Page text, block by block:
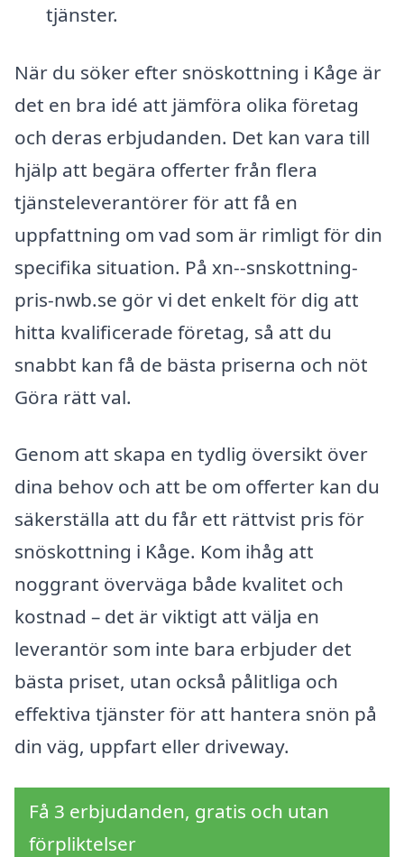
tjänster.
När du söker efter snöskottning i Kåge är
det en bra idé att jämföra olika företag
och deras erbjudanden. Det kan vara till
hjälp att begära offerter från flera
tjänsteleverantörer för att få en
uppfattning om vad som är rimligt för din
specifika situation. På xn--snskottning-
pris-nwb.se gör vi det enkelt för dig att
hitta kvalificerade företag, så att du
snabbt kan få de bästa priserna och nöt
Göra rätt val.
Genom att skapa en tydlig översikt över
dina behov och att be om offerter kan du
säkerställa att du får ett rättvist pris för
snöskottning i Kåge. Kom ihåg att
noggrant överväga både kvalitet och
kostnad – det är viktigt att välja en
leverantör som inte bara erbjuder det
bästa priset, utan också pålitliga och
effektiva tjänster för att hantera snön på
din väg, uppfart eller driveway.
Få 3 erbjudanden, gratis och utan
förpliktelser